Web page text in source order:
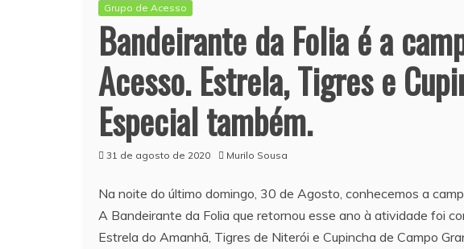
Grupo de Acesso
Bandeirante da Folia é a
Acesso. Estrela, Tigres e
Especial também.
31 de agosto de 2020 Murilo Sousa
Na noite do último domingo, 30 de Agosto, conhecemos a
A Bandeirante da Folia que retornou esse ano à atividade foi
Estrela do Amanhã, Tigres de Niterói e Cupincha de Campo